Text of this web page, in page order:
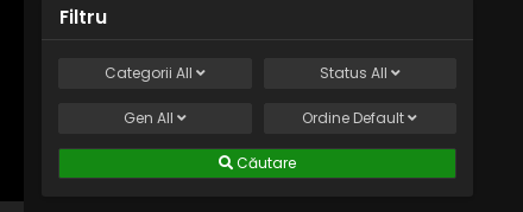
Eps 13 - Dovada - 6 July, 2025
Blue Exorcist – Sezonul 1 Episodul
Eps 12 - Leapșa - 6 July, 2025
Filtru
Categorii All Status All
Gen All Ordine Default
Căutare